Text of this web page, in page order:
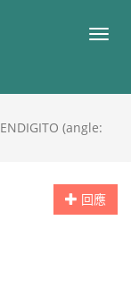
目
(angle:
回應